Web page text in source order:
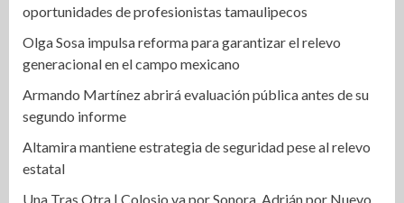
oportunidades de profesionistas tamaulipecos
Olga Sosa impulsa reforma para garantizar el relevo
generacional en el campo mexicano
Armando Martínez abrirá evaluación pública antes de su
segundo informe
Altamira mantiene estrategia de seguridad pese al relevo
estatal
Una Tras Otra | Colosio va por Sonora, Adrián por Nuevo